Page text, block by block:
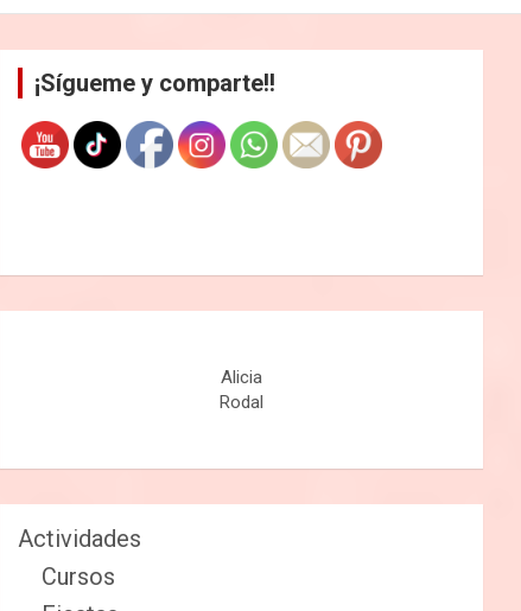
¡Sígueme y comparte!!
Alicia
Rodal
Actividades
Cursos